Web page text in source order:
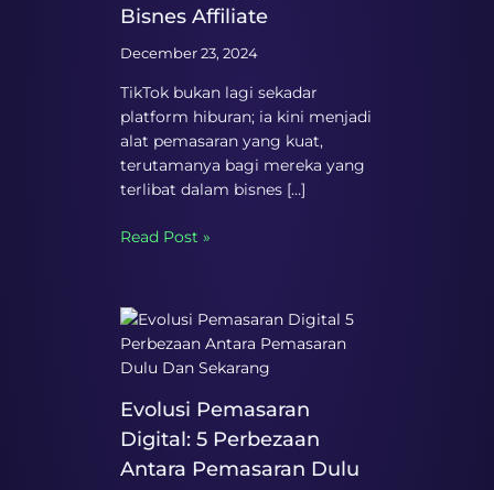
Bisnes Affiliate
December 23, 2024
TikTok bukan lagi sekadar
platform hiburan; ia kini menjadi
alat pemasaran yang kuat,
terutamanya bagi mereka yang
terlibat dalam bisnes […]
Read Post »
Evolusi Pemasaran
Digital: 5 Perbezaan
Antara Pemasaran Dulu